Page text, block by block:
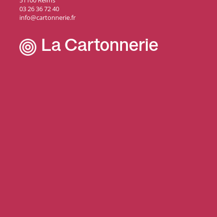
03 26 36 72 40
info@cartonnerie.fr
La Cartonnerie